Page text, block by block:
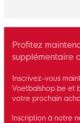
Profitez
supplémentaire
Inscrivez-vous
Voetbalshop.be et
votre prochain
Inscription à notre